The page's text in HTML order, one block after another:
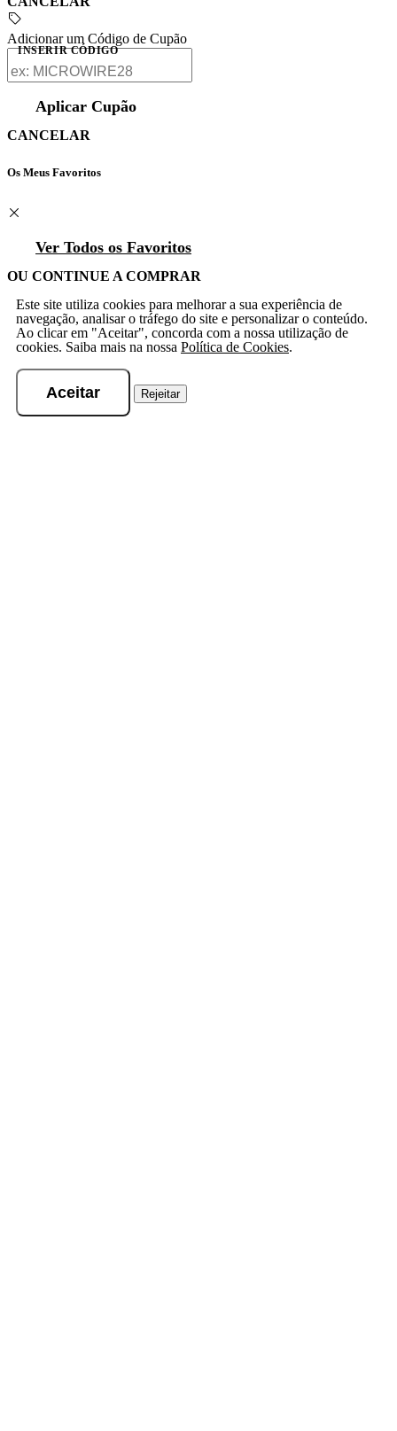
Adicionar um Código de Cupão
INSERIR CÓDIGO
Aplicar Cupão
CANCELAR
Os Meus Favoritos
Ver Todos os Favoritos
OU CONTINUE A COMPRAR
Este site utiliza cookies para melhorar a sua experiência de
navegação, analisar o tráfego do site e personalizar o conteúdo.
Ao clicar em "Aceitar", concorda com a nossa utilização de
cookies. Saiba mais na nossa Política de Cookies.
Aceitar Rejeitar